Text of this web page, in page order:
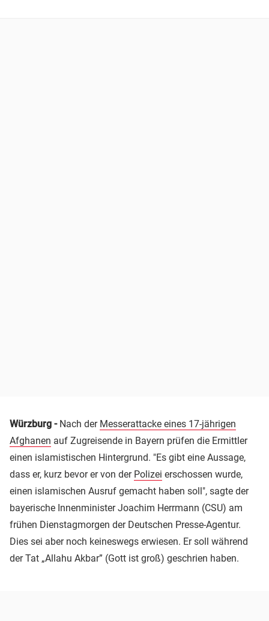
Würzburg -Nach der Messerattacke eines 17-jährigen
Afghanen auf Zugreisende in Bayern prüfen die Ermittler
einen islamistischen Hintergrund. "Es gibt eine Aussage,
dass er, kurz bevor er von der Polizei erschossen wurde,
einen islamischen Ausruf gemacht haben soll", sagte der
bayerische Innenminister Joachim Herrmann (CSU) am
frühen Dienstagmorgen der Deutschen Presse-Agentur.
Dies sei aber noch keineswegs erwiesen. Er soll während
der Tat „Allahu Akbar” (Gott ist groß) geschrien haben.